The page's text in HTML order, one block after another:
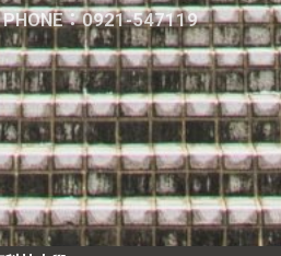
PHONE：0921-547119